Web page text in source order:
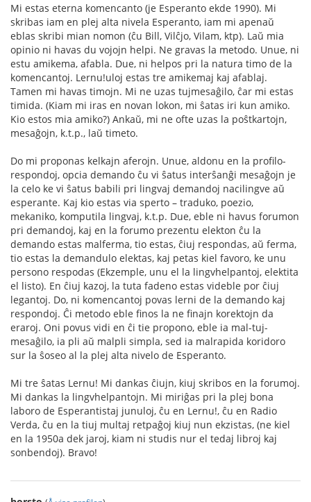
Mi estas eterna komencanto (je Esperanto ekde 1990). Mi
skribas iam en plej alta nivela Esperanto, iam mi apenaŭ
eblas skribi mian nomon (ĉu Bill, Vilĉjo, Vilam, ktp). Laŭ mia
opinio ni havas du vojojn helpi. Ne gravas la metodo. Unue, ni
estu amikema, afabla. Due, ni helpos pri la natura timo de la
komencantoj. Lernu!uloj estas tre amikemaj kaj afablaj.
Tamen mi havas timojn. Mi ne uzas tujmesaĝilo, ĉar mi estas
timida. (Kiam mi iras en novan lokon, mi ŝatas iri kun amiko.
Kio estos mia amiko?) Ankaŭ, mi ne ofte uzas la poŝtkartojn,
mesaĝojn, k.t.p., laŭ timeto.
Do mi proponas kelkajn aferojn. Unue, aldonu en la profilo-
respondoj, opcia demando ĉu vi ŝatus interŝanĝi mesaĝojn je
la celo ke vi ŝatus babili pri lingvaj demandoj nacilingve aŭ
esperante. Kaj kio estas via sperto – traduko, poezio,
mekaniko, komputila lingvaj, k.t.p. Due, eble ni havus forumon
pri demandoj, kaj en la forumo prezentu elekton ĉu la
demando estas malferma, tio estas, ĉiuj respondas, aŭ ferma,
tio estas la demandulo elektas, kaj petas kiel favoro, ke unu
persono respodas (Ekzemple, unu el la lingvhelpantoj, elektita
el listo). En ĉiuj kazoj, la tuta fadeno estas videble por ĉiuj
legantoj. Do, ni komencantoj povas lerni de la demando kaj
respondoj. Ĉi metodo eble finos la ne finajn korektojn da
eraroj. Oni povus vidi en ĉi tie propono, eble ia mal-tuj-
mesaĝilo, ia pli aŭ malpli simpla, sed ia malrapida koridoro
sur la ŝoseo al la plej alta nivelo de Esperanto.
Mi tre ŝatas Lernu! Mi dankas ĉiujn, kiuj skribos en la forumoj.
Mi dankas la lingvhelpantojn. Mi miriĝas pri la plej bona
laboro de Esperantistaj junuloj, ĉu en Lernu!, ĉu en Radio
Verda, ĉu en la tiuj multaj retpaĝoj kiuj nun ekzistas, (ne kiel
en la 1950a dek jaroj, kiam ni studis nur el tedaj libroj kaj
sonbendoj). Bravo!